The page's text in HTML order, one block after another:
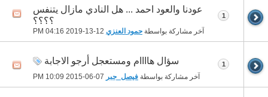
عودنا والعود احمد ... هل النادي مازال يتنفس
؟؟؟؟
آخر مشاركة بواسطة حمود العنزي 04:16 PM
1
سؤال هاااام ومستعجل أرجو الاجابة
آخر مشاركة بواسطة فيصل_جبر 10:09 PM
1